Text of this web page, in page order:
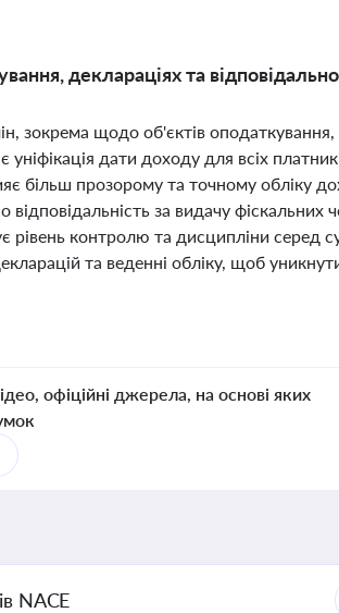
деклараціях та
зокрема щодо об'єктів оподаткування,
дати доходу для всіх
більш прозорому та точному обліку
за видачу фіскальних
рівень контролю та дисципліни серед
та веденні обліку, щоб
офіційні джерела, на основі яких
NACE